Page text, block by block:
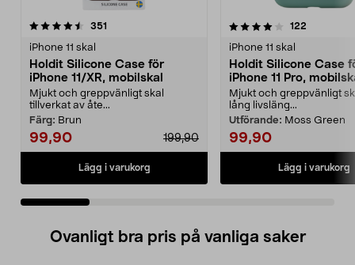
351
iPhone 11 skal
Holdit Silicone Case för
iPhone 11/XR, mobilskal
Mjukt och greppvänligt skal
tillverkat av åte...
Färg: Brun
99,90 199,90
Lägg i varukorg
4.0 av 5 stjärnor 122
iPhone 11 skal
Holdit Silicone Case
iPhone 11 Pro,
Mjukt och greppvänligt
lång livsläng...
Utförande: Moss Green
99,90
Lägg i varukorg
4.5 av 5 stjärnor
Ovanligt bra pris på vanliga saker